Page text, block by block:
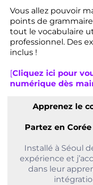
Vous allez pouvoir
points de
tout le vocabulaire
professionnel. Des
inclus !
[Cliquez ici pour
numérique dès
Apprenez le
Partez en
Installé à Séoul
expérience et
dans leur